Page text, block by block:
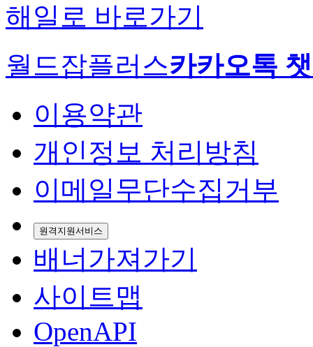
해일로 바로가기
월드잡플러스카카오톡
이용약관
개인정보 처리방침
이메일무단수집거부
원격지원서비스
배너가져가기
사이트맵
OpenAPI